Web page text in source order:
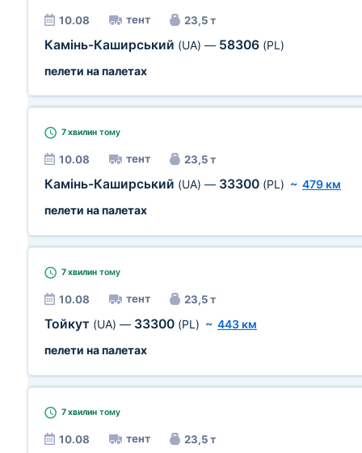
10.08 тент 23,5 т
Камінь-Каширський (UA) — 58306 (PL)
пелети на палетах
7 хвилин тому
10.08 тент 23,5 т
Камінь-Каширський (UA) — 33300 (PL) ~ 479 км
пелети на палетах
7 хвилин тому
10.08 тент 23,5 т
Тойкут (UA) — 33300 (PL) ~ 443 км
пелети на палетах
7 хвилин тому
10.08 тент 23,5 т